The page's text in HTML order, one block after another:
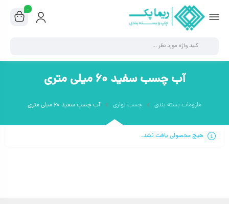
۰
آب چسب سفید ۶۰ میلی متری
ملزومات بسته بندی چسب نواری آب چسب سفید ۶۰ میلی متری
هیچ محصولی یافت نشد.